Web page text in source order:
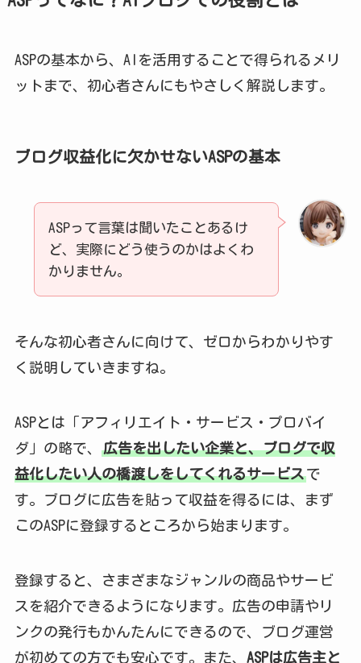
ASPの基本から、AIを活用することで得られるメリ
ットまで、初心者さんにもやさしく解説します。
ブログ収益化に欠かせないASPの基本
ASPって言葉は聞いたことあるけ
ど、実際にどう使うのかはよくわ
かりません。
そんな初心者さんに向けて、ゼロからわかりやす
く説明していきますね。
ASPとは「アフィリエイト・サービス・プロバイ
ダ」の略で、
広告を出したい企業と、ブログで収
益化したい人の橋渡しをしてくれるサービスで
す。ブログに広告を貼って収益を得るには、まず
このASPに登録するところから始まります。
登録すると、さまざまなジャンルの商品やサービ
スを紹介できるようになります。広告の申請やリ
ンクの発行もかんたんにできるので、ブログ運営
が初めての方でも安心です。また、 ASPは広告主と